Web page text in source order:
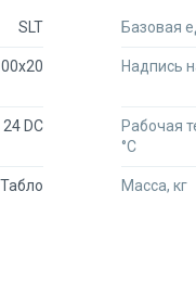
безопасности
отправки в регионы.
нам по
SLT Базовая
Надпись
24 DC
Рабочая
°C
Табло Масса, кг